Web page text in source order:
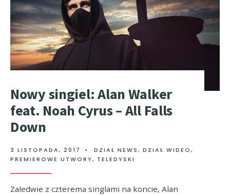
Nowy singiel: Alan Walker
feat. Noah Cyrus – All Falls
Down
3 LISTOPADA, 2017 • DZIAŁ NEWS, DZIAŁ WIDEO,
PREMIEROWE UTWORY, TELEDYSKI
Zaledwie z czterema singlami na koncie, Alan